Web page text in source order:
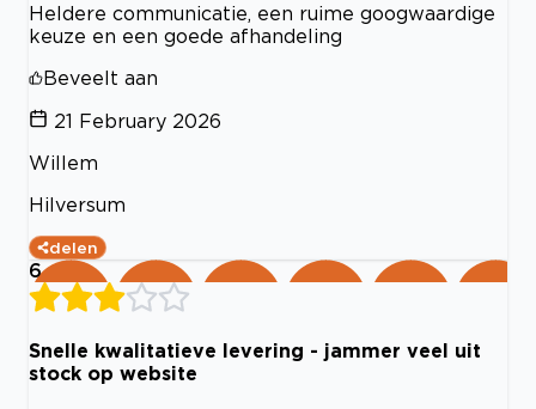
Heldere communicatie, een ruime googwaardige
keuze en een goede afhandeling
Beveelt aan
21 February 2026
Willem
Hilversum
delen
6
Snelle kwalitatieve levering - jammer veel uit
stock op website